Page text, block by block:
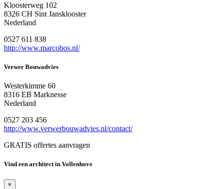
Kloosterweg 102
8326 CH Sint Jansklooster
Nederland
0527 611 838
http://www.marcobos.nl/
Verwer Bouwadvies
Westerkimme 60
8316 EB Marknesse
Nederland
0527 203 456
http://www.verwerbouwadvies.nl/contact/
GRATIS offertes aanvragen
Vind een architect in Vollenhove
×